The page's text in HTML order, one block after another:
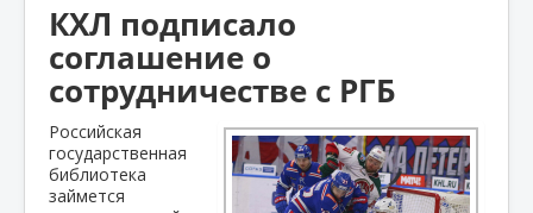
КХЛ подписало
соглашение о
сотрудничестве с РГБ
Российская
государственная
библиотека
займется